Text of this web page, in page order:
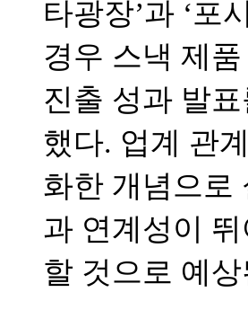
타광장’과 ‘포
경우 스낵 제품
진출 성과 발
했다. 업계 관
화한 개념으로
과 연계성이
할 것으로 예